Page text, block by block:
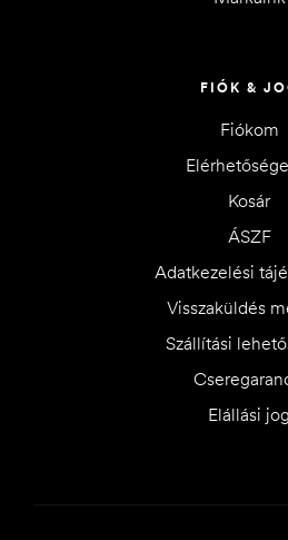
FIÓK &
Fiókom
Kosár
ÁSZF
Adatkezelési
Visszaküldés
Szállítási
Elállási jog